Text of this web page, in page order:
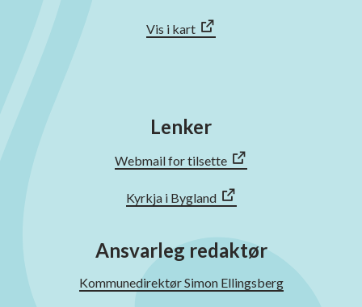
Vis i kart
Lenker
Webmail for tilsette
Kyrkja i Bygland
Ansvarleg redaktør
Kommunedirektør Simon Ellingsberg